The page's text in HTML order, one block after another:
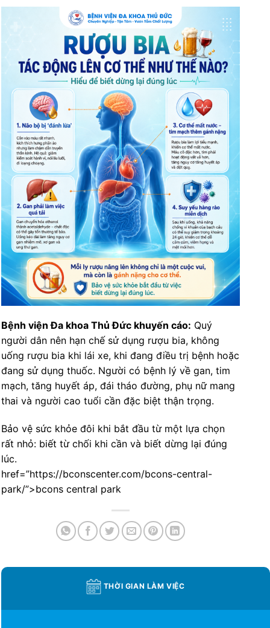
Bệnh viện Đa khoa Thủ Đức khuyến cáo: Quý
người dân nên hạn chế sử dụng rượu bia, không
uống rượu bia khi lái xe, khi đang điều trị bệnh hoặc
đang sử dụng thuốc. Người có bệnh lý về gan, tim
mạch, tăng huyết áp, đái tháo đường, phụ nữ mang
thai và người cao tuổi cần đặc biệt thận trọng.
Bảo vệ sức khỏe đôi khi bắt đầu từ một lựa chọn
rất nhỏ: biết từ chối khi cần và biết dừng lại đúng
lúc.
href=”https://bconscenter.com/bcons-central-
park/”>bcons central park
THỜI GIAN LÀM VIỆC